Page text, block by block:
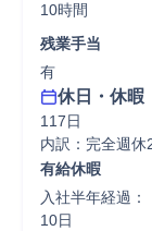
10時間
残業手当
有
休日・休暇
117日
内訳：完全週休
有給休暇
入社半年経過：
10日